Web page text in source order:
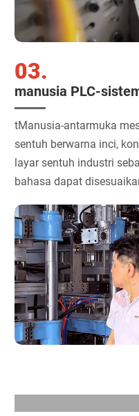
03.
manusia PLC-
tManusia-antarmuka
sentuh berwarna inci,
layar sentuh industri
bahasa dapat